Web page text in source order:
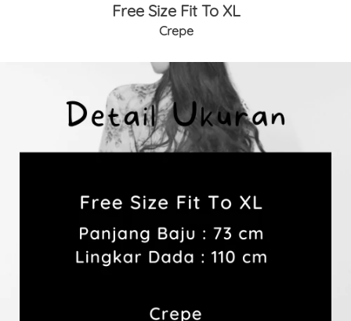
Free Size Fit To XL
Crepe